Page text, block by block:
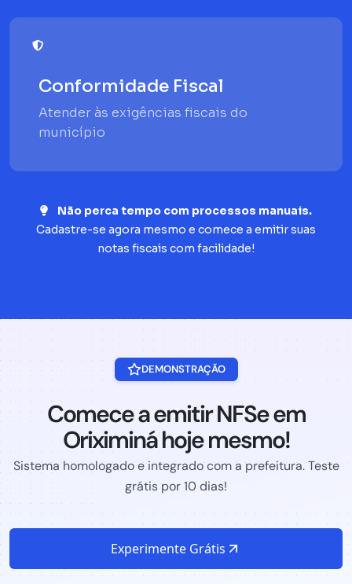
Conformidade Fiscal
Atender às exigências fiscais do
município
Não perca tempo com processos manuais.
Cadastre-se agora mesmo e comece a emitir suas
notas fiscais com facilidade!
DEMONSTRAÇÃO
Comece a emitir NFSe em
Oriximiná hoje mesmo!
Sistema homologado e integrado com a prefeitura. Teste
grátis por 10 dias!
Experimente Grátis